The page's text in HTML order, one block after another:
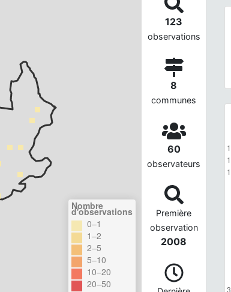
Nombre
d'observations
0–1
1–2
2–5
5–10
10–20
20–50
123
observations
8
communes
60
observateurs
Première
observation
2008